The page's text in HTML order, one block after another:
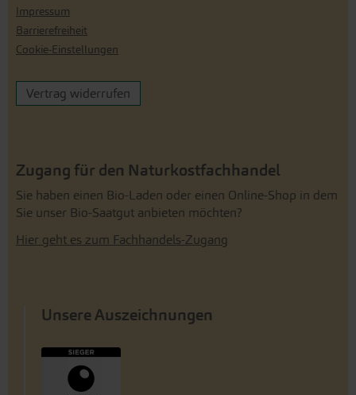
Impressum
Barrierefreiheit
Cookie-Einstellungen
Vertrag widerrufen
Zugang für den Naturkostfachhandel
Sie haben einen Bio-Laden oder einen Online-Shop in dem
Sie unser Bio-Saatgut anbieten möchten?
Hier geht es zum Fachhandels-Zugang
Unsere Auszeichnungen